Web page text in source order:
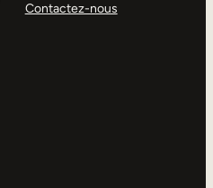
Contactez-nous